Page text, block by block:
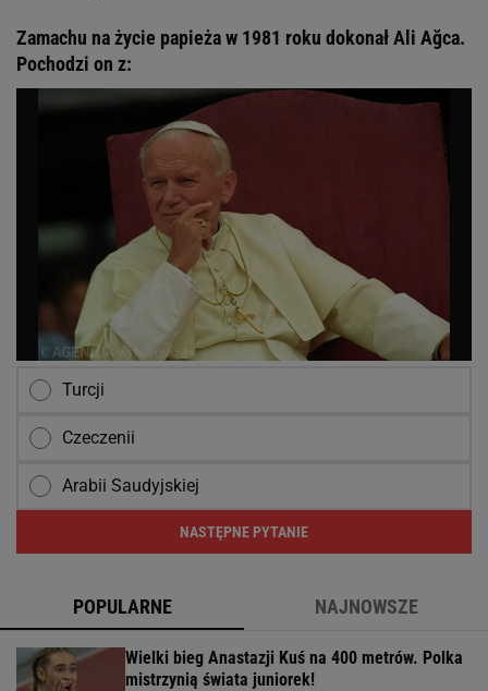
Zamachu na życie papieża w 1981 roku dokonał Ali Ağca.
Pochodzi on z:
Turcji
Czeczenii
Arabii Saudyjskiej
NASTĘPNE PYTANIE
POPULARNE NAJNOWSZE
Wielki bieg Anastazji Kuś na 400 metrów. Polka
mistrzynią świata juniorek!